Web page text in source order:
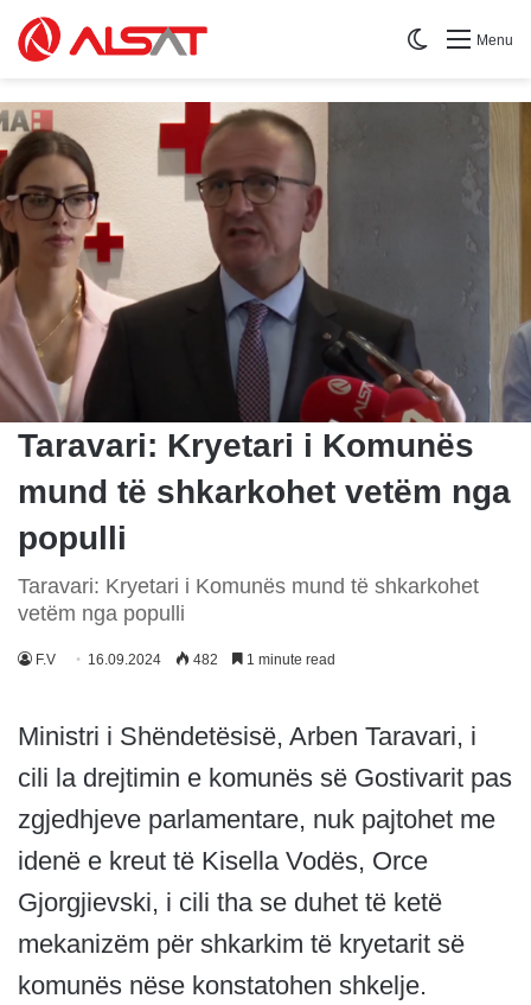
Menu
Switch skin
Taravari: Kryetari i Komunës
mund të shkarkohet vetëm nga
populli
Taravari: Kryetari i Komunës mund të shkarkohet
vetëm nga populli
F.V 16.09.2024 482 1 minute read
Ministri i Shëndetësisë, Arben Taravari, i
cili la drejtimin e komunës së Gostivarit pas
zgjedhjeve parlamentare, nuk pajtohet me
idenë e kreut të Kisella Vodës, Orce
Gjorgjievski, i cili tha se duhet të ketë
mekanizëm për shkarkim të kryetarit së
komunës nëse konstatohen shkelje.